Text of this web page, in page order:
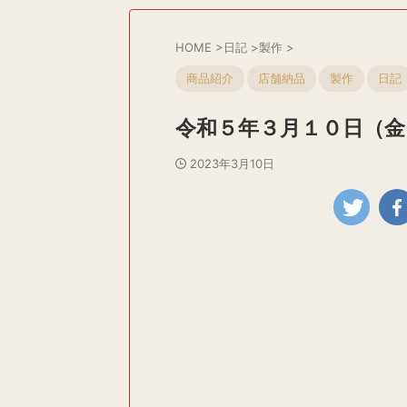
HOME >日記 >製作 >
商品紹介 店舗納品 製作 日記
令和５年３月１０日（
2023年3月10日